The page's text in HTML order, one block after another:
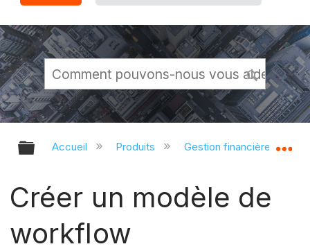
Développer/réduire la hiérarchie
Accueil Produits Gestion financière du
Créer un modèle de
workflow